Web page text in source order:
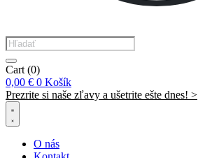
Products
search
Cart (0)
0,00 € 0 Košík
Prezrite si naše zľavy a ušetrite ešte dnes! >​
O nás